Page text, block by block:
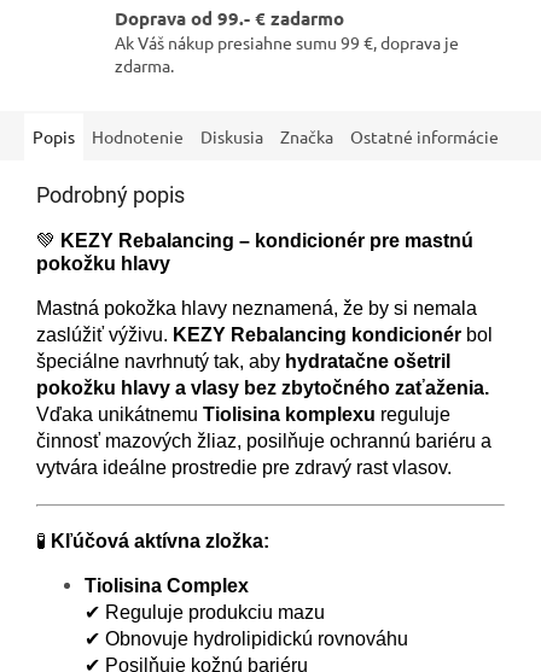
Doprava od 99.- € zadarmo
Ak Váš nákup presiahne sumu 99 €, doprava je
zdarma.
Popis Hodnotenie Diskusia Značka Ostatné informácie
Podrobný popis
💚 KEZY Rebalancing – kondicionér pre mastnú
pokožku hlavy
Mastná pokožka hlavy neznamená, že by si nemala
zaslúžiť výživu. KEZY Rebalancing kondicionér bol
špeciálne navrhnutý tak, aby hydratačne ošetril
pokožku hlavy a vlasy bez zbytočného zaťaženia.
Vďaka unikátnemu Tiolisina komplexu reguluje
činnosť mazových žliaz, posilňuje ochrannú bariéru a
vytvára ideálne prostredie pre zdravý rast vlasov.
🧪 Kľúčová aktívna zložka:
Tiolisina Complex
✔ Reguluje produkciu mazu
✔ Obnovuje hydrolipidickú rovnováhu
✔ Posilňuje kožnú bariéru